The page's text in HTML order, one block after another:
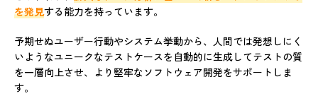
を発見する能力を持っています。
予期せぬユーザー行動やシステム挙動から、人間では発想しにく
いようなユニークなテストケースを自動的に生成してテストの質
を一層向上させ、より堅牢なソフトウェア開発をサポートしま
す。